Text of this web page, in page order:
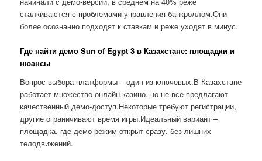
сталкиваются с проблемами управления банкроллом.Они
более осознанно подходят к ставкам и реже уходят в минус.
Где найти демо Sun of Egypt 3 в Казахстане: площадки и
нюансы
Вопрос выбора платформы – один из ключевых.В Казахстане
работает множество онлайн-казино, но не все предлагают
качественный демо-доступ.Некоторые требуют регистрации,
другие ограничивают время игры.Идеальный вариант –
площадка, где демо-режим открыт сразу, без лишних
телодвижений.